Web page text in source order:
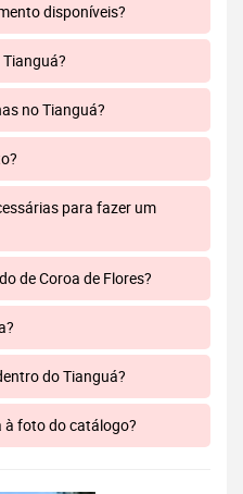
disponíveis?
no Tianguá?
para fazer um
de Coroa de Flores?
do Tianguá?
à foto do catálogo?